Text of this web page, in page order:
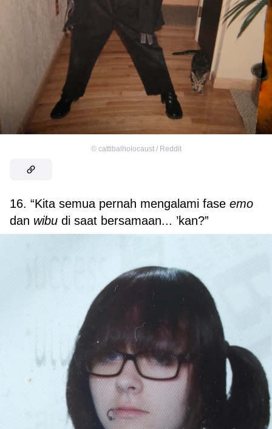
© cattibalholocaust / Reddit
16. “Kita semua pernah mengalami fase emo
dan wibu di saat bersamaan... ’kan?”